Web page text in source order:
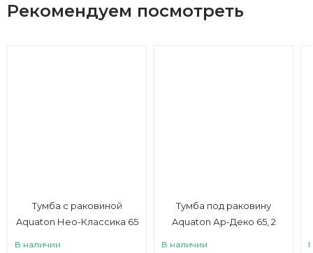
Рекомендуем посмотреть
Тумба с раковиной
Aquaton Нео-Классика 65
В наличии
Тумба под раковину
Aquaton Ар-Деко 65, 2
В наличии